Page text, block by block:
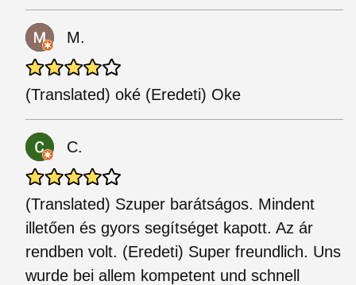
M.
(Translated) oké (Eredeti) Oke
C.
(Translated) Szuper barátságos. Mindent
illetően és gyors segítséget kapott. Az ár
rendben volt. (Eredeti) Super freundlich. Uns
wurde bei allem kompetent und schnell